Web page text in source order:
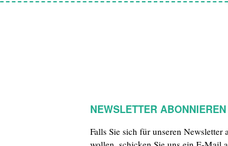
NEWSLETTER ABONNIEREN
Falls Sie sich für unseren Newsletter